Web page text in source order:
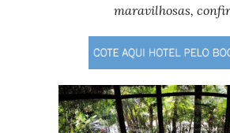
maravilhosas,